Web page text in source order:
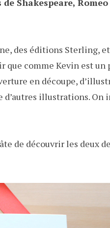
Shakespeare,
des éditions Sterling, et
que comme Kevin est un
en découpe,
illustrations. On
de découvrir les deux